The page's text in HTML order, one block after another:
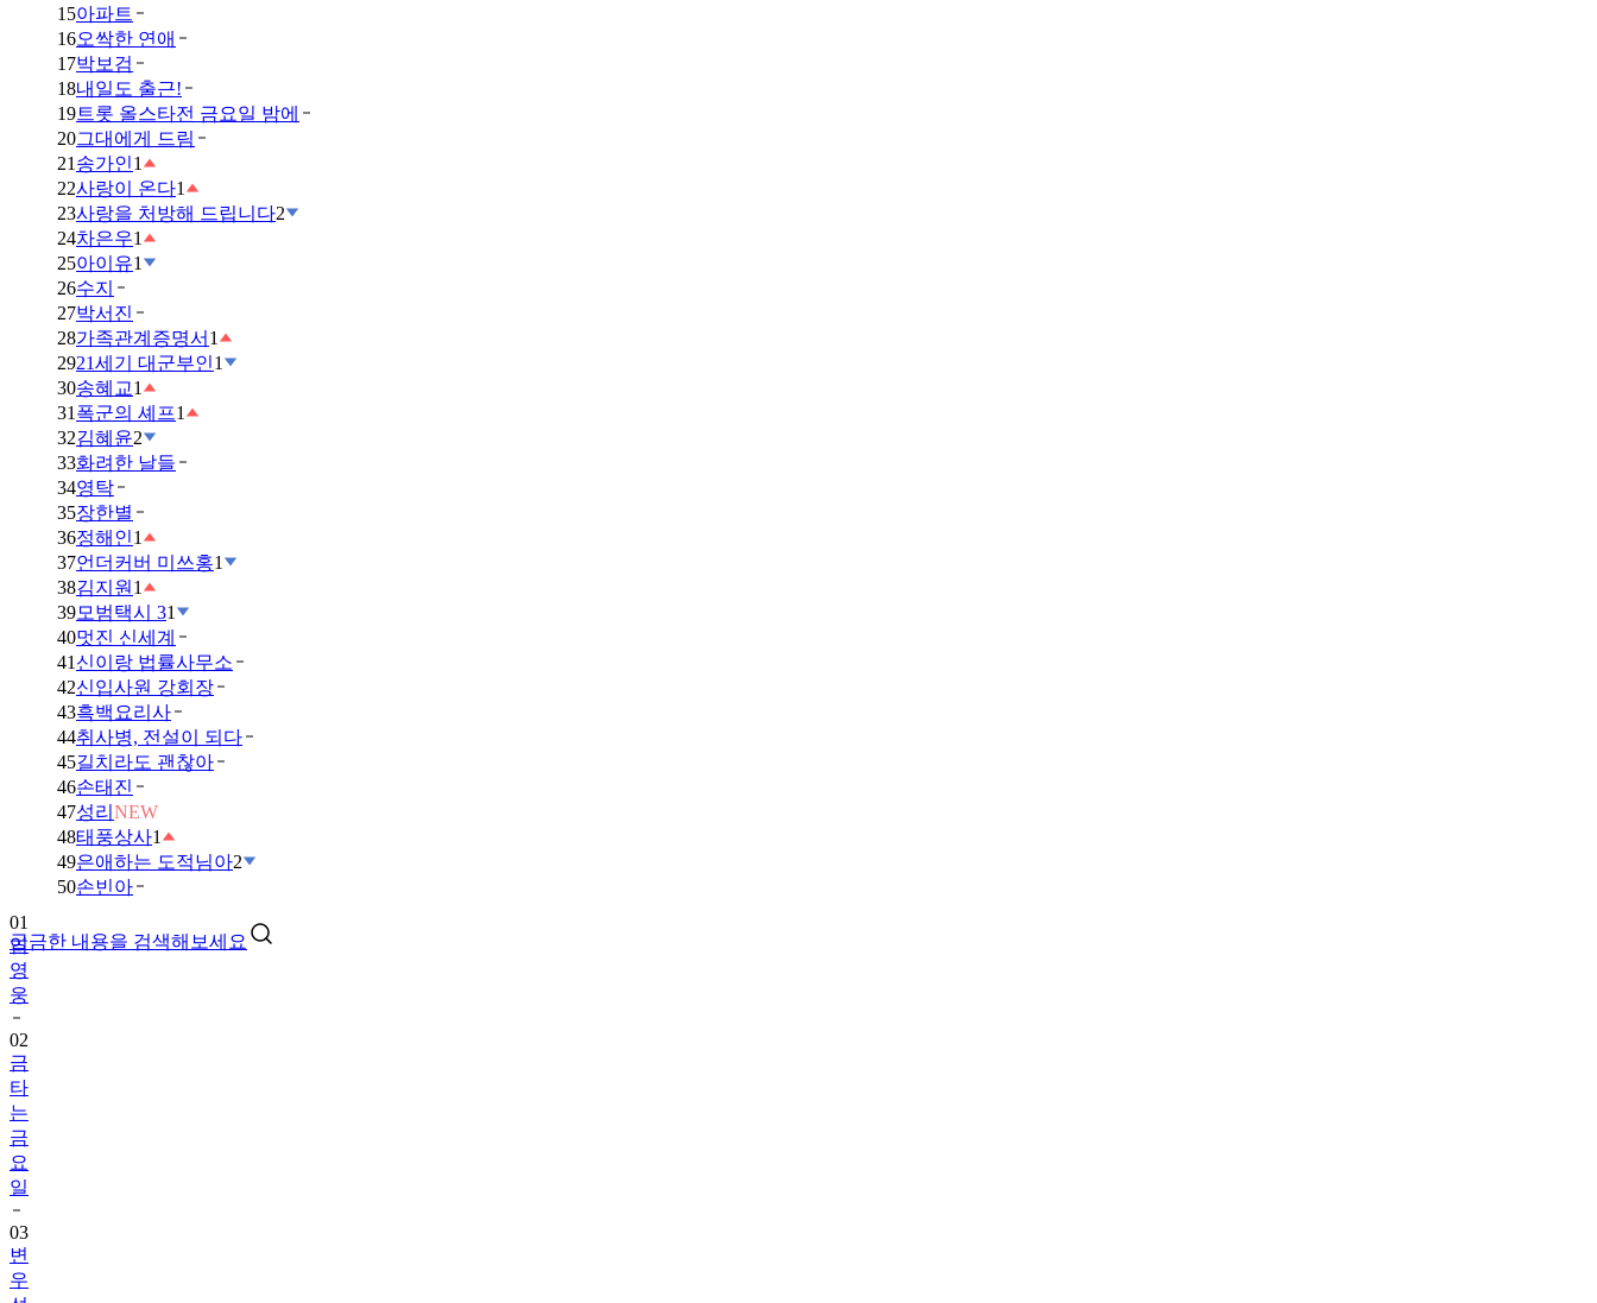
15아파트
16오싹한 연애
17박보검
18내일도 출근!
19트롯 올스타전 금요일 밤에
20그대에게 드림
21 송가인1
22사랑이 온다1
23사랑을 처방해 드립니다2
24차은우1
25아이유1
26수지
27박서진
28가족관계증명서 1
2921세기 대군부인1
30송혜교1
31 폭군의 셰프1
32김혜윤2
33화려한 날들
34영탁
35장한별
36정해인1
37언더커버 미쓰홍1
38김지원 1
39모범택시 31
40멋진 신세계
41 신이랑 법률사무소
42신입사원 강회장
43흑백요리사
44취사병, 전설이 되다
45길치라도 괜찮아
46손태진
47성리 NEW
48태풍상사1
49은애하는 도적님아2
50손빈아
궁금한 내용을 검색해보세요
영
웅
02
금
타
는
금
요
일
03
변
우
석